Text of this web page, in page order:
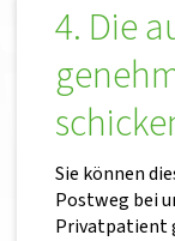
4. Die
Sie können
Postweg bei
Privatpatient